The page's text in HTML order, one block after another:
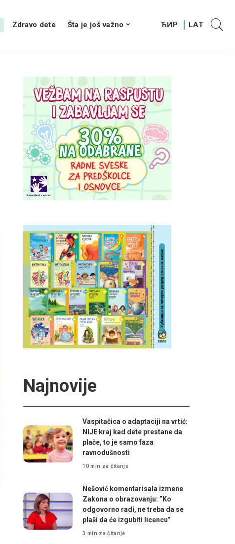
Zdravo dete Šta je još važno
Najnovije
Vaspitačica o adaptaciji na vrtić:
NIJE kraj kad dete prestane da
plače, to je samo faza
ravnodušnosti
10 min za čitanje
Nešović komentarisala izmene
Zakona o obrazovanju: ”Ko
odgovorno radi, ne treba da se
plaši da će izgubiti licencu”
3 min za čitanje